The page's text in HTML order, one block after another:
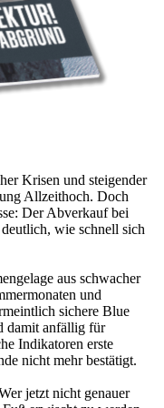
Krisen und steigender
Allzeithoch. Doch
Der Abverkauf bei
wie schnell sich
aus schwacher
und
sichere Blue
damit anfällig für
Indikatoren erste
nicht mehr bestätigt.
jetzt nicht genauer